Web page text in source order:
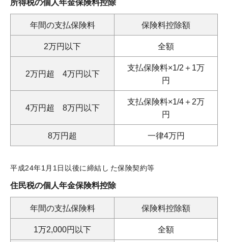
所得税の個人年金保険料控除
年間の支払保険料 保険料控除額
2万円以下 全額
2万円超 4万円以下
支払保険料×1/2＋1万
円
4万円超 8万円以下
支払保険料×1/4＋2万
円
8万円超 一律4万円
平成24年1月1日以後に締結し た保険契約等
住民税の個人年金保険料控除
年間の支払保険料 保険料控除額
1万2,000円以下 全額